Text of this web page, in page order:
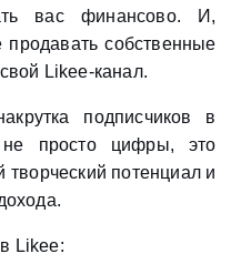
вас финансово. И,
собственные
Likee-канал.
подписчиков в
просто цифры, это
творческий потенциал и
Likee: